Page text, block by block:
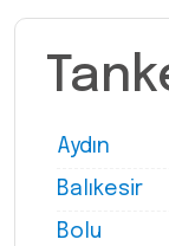
Aydın
Balıkesir
Bolu